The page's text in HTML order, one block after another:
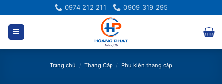
qua
dung
0974 212 211 0909 319 295
Trang chủ / Thang Cáp / Phụ kiện thang cáp